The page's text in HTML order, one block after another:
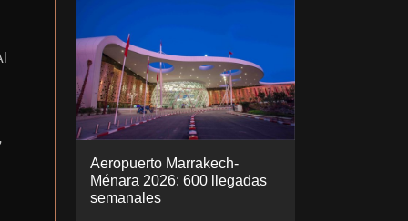
Aeropuerto Marrakech-
Ménara 2026: 600 llegadas
semanales